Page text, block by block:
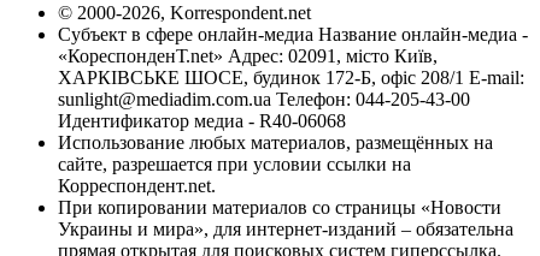
© 2000-2026, Korrespondent.net
Субъект в сфере онлайн-медиа Название онлайн-медиа -
«КореспонденТ.net» Адрес: 02091, місто Київ,
ХАРКІВСЬКЕ ШОСЕ, будинок 172-Б, офіс 208/1 E-mail:
sunlight@mediadim.com.ua Телефон: 044-205-43-00
Идентификатор медиа - R40-06068
Использование любых материалов, размещённых на
сайте, разрешается при условии ссылки на
Корреспондент.net.
При копировании материалов со страницы «Новости
Украины и мира», для интернет-изданий – обязательна
прямая открытая для поисковых систем гиперссылка.